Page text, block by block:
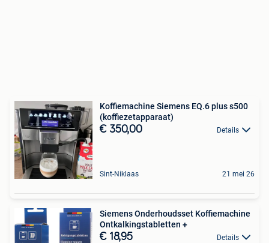
Koffiemachine Siemens EQ.6 plus s500
(koffiezetapparaat)
€ 350,00 Details
Sint-Niklaas 21 mei 26
Siemens Onderhoudsset Koffiemachine
Ontkalkingstabletten +
€ 18,95 Details